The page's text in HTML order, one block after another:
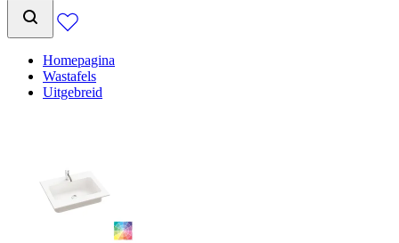
Homepagina
Wastafels
Uitgebreid